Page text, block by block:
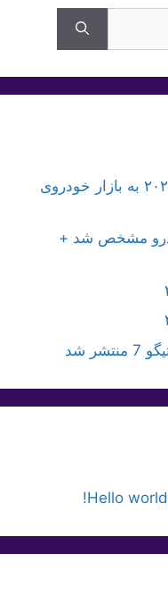
ورود تویوتا کرولا کراس هایبرید ۲۰۲۶ به بازار خودروی
مشخص شد +
شد
Hello world!